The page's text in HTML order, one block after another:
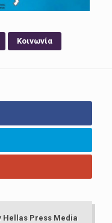
Κοινωνία
Hellas Press Media